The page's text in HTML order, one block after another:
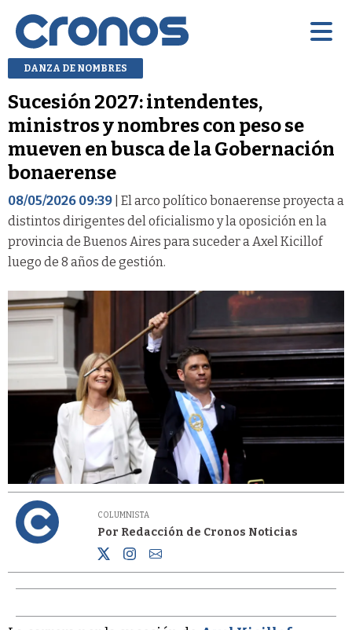
DANZA DE NOMBRES
Sucesión 2027: intendentes,
ministros y nombres con peso se
mueven en busca de la Gobernación
bonaerense
08/05/2026 09:39 | El arco político bonaerense proyecta a
distintos dirigentes del oficialismo y la oposición en la
provincia de Buenos Aires para suceder a Axel Kicillof
luego de 8 años de gestión.
COLUMNISTA
Por Redacción de Cronos Noticias